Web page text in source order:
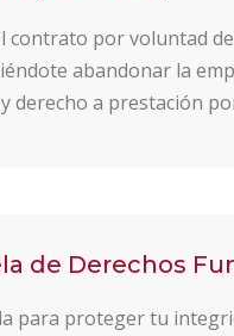
contrato por voluntad
abandonar la
derecho a prestación
de Derechos
para proteger tu